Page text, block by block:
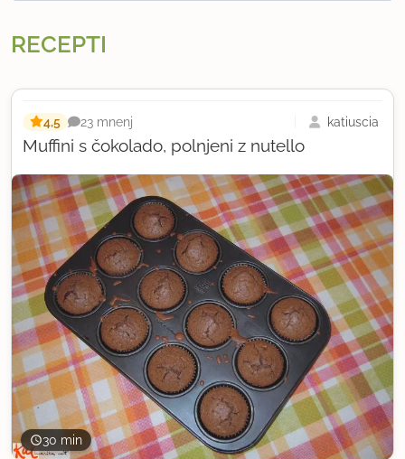
RECEPTI
30 min
Muffini s čokolado, polnjeni z nutello
4,5 23 mnenj katiuscia